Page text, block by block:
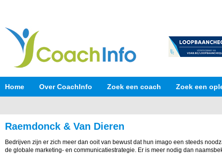
Home Over CoachInfo Zoek een coach Zoek een
Raemdonck & Van Dieren
Bedrijven zijn er zich meer dan ooit van bewust dat hun imago een steeds
de globale marketing- en communicatiestrategie. Er is meer nodig dan